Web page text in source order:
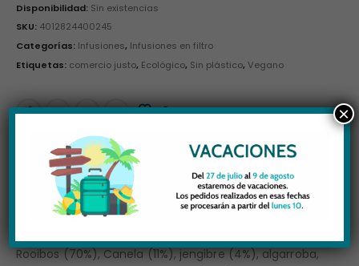
Disponibilidad: Sin existencias
SKU: 4012824400245
Categorías: Infusiones, Infusiones en filtro
Etiquetas: comercio justo, Ecológico, Sin plástico, Vegano
AÑADIR A LA LISTA DE DESEOS
DESCRIPCIÓN
Rooibos (70%), Canela (11%), jengibre (4%), algarroba,
×